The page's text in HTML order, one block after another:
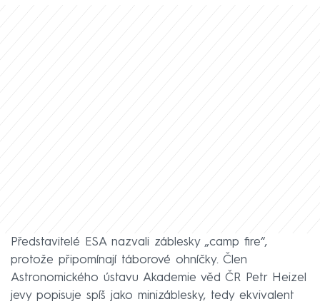
Představitelé ESA nazvali záblesky „camp fire“,
protože připomínají táborové ohníčky. Člen
Astronomického ústavu Akademie věd ČR Petr Heizel
jevy popisuje spíš jako minizáblesky, tedy ekvivalent